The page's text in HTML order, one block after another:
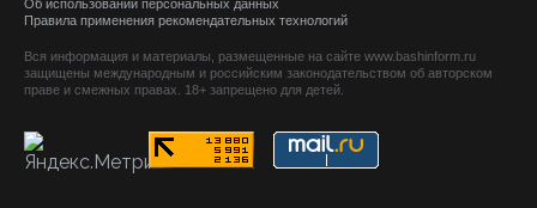
Об использовании персональных данных
Правила применения рекомендательных технологий
Вся информация и материалы, размещенные на сайте www.bashinform.ru
защищены международным и российским законодательством об авторском
праве и смежных правах. 18+ запрещено для детей.